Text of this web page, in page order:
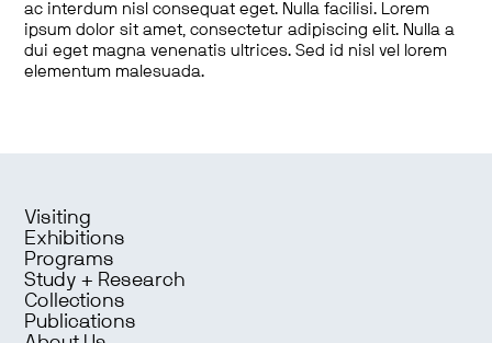
ac interdum nisl consequat eget. Nulla facilisi. Lorem
ipsum dolor sit amet, consectetur adipiscing elit. Nulla a
dui eget magna venenatis ultrices. Sed id nisl vel lorem
elementum malesuada.
Visiting
Exhibitions
Programs
Study + Research
Collections
Publications